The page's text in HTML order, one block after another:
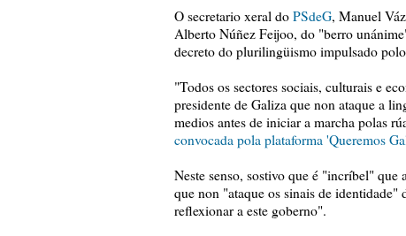
O secretario xeral do PSdeG, Manuel
Alberto Núñez Feijoo, do "berro
decreto do plurilingüismo impulsado
"Todos os sectores sociais, culturais e
presidente de Galiza que non ataque a
medios antes de iniciar a marcha polas
convocada pola plataforma 'Queremos
Neste senso, sostivo que é "incríbel" que
que non "ataque os sinais de identidade"
reflexionar a este goberno".